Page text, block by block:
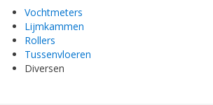
Vochtmeters
Lijmkammen
Rollers
Tussenvloeren
Diversen